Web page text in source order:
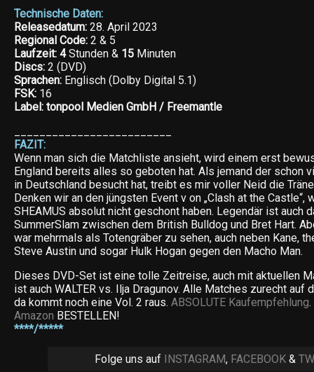
Technische Daten:
Releasedatum: 28. April 2023
Regional Code: 2 & 5
Laufzeit: 4Stunden & 15 Minuten
Discs: 2 (DVD)
Sprachen: Englisch (Dolby Digital 5.1)
FSK: 16
Label: tonpool Medien GmbH / Freemantle
FAZIT:
Wenn man sich die Matchliste ansieht, wird einem erst
England bereits alles so geboten hat. Als jemand der schon
in Deutschland besucht hat, treibt es mir voller Neid die
Denken wir an den jüngsten Event v on „Clash at the Castle“,
SHEAMUS absolut nicht geschont haben. Legendär ist auch
SummerSlam zwischen dem British Bulldog und Bret Hart.
war mehrmals als Totengräber zu sehen, auch neben Kane,
Steve Austin und sogar Hulk Hogan gegen den Macho Man.
Dieses DVD-Set ist eine tolle Zeitreise, auch mit aktuellen
ist auch WALTER vs. Ilja Dragunov. Alle Matches zurecht auf
da kommt noch eine Vol. 2 raus. ABSOLUTE Kaufempfehlung
Amazon BESTELLEN!
****/*****
Folge uns auf INSTAGRAM, FACEBOOK&